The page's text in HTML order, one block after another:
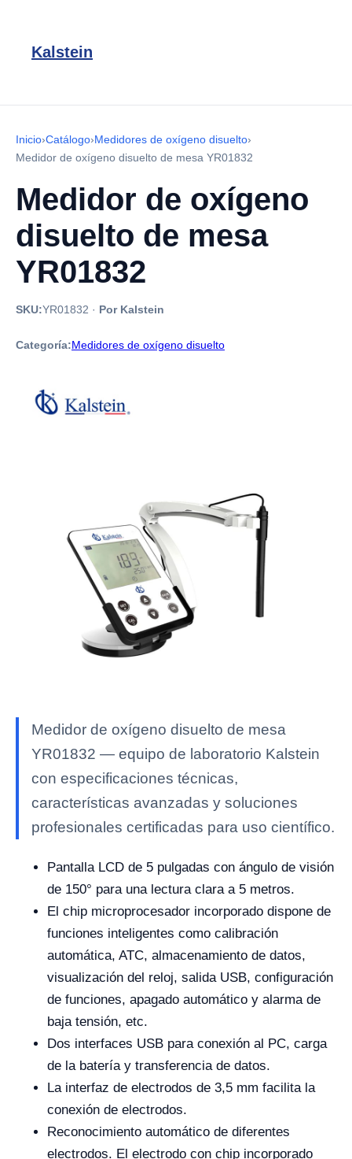
Kalstein
Inicio›Catálogo›Medidores de oxígeno disuelto›
Medidor de oxígeno disuelto de mesa YR01832
Medidor de oxígeno
disuelto de mesa
YR01832
SKU:YR01832 · Por Kalstein
Categoría:Medidores de oxígeno disuelto
Medidor de oxígeno disuelto de mesa
YR01832 — equipo de laboratorio Kalstein
con especificaciones técnicas,
características avanzadas y soluciones
profesionales certificadas para uso científico.
Pantalla LCD de 5 pulgadas con ángulo de visión
de 150° para una lectura clara a 5 metros.
El chip microprocesador incorporado dispone de
funciones inteligentes como calibración
automática, ATC, almacenamiento de datos,
visualización del reloj, salida USB, configuración
de funciones, apagado automático y alarma de
baja tensión, etc.
Dos interfaces USB para conexión al PC, carga
de la batería y transferencia de datos.
La interfaz de electrodos de 3,5 mm facilita la
conexión de electrodos.
Reconocimiento automático de diferentes
electrodos. El electrodo con chip incorporado